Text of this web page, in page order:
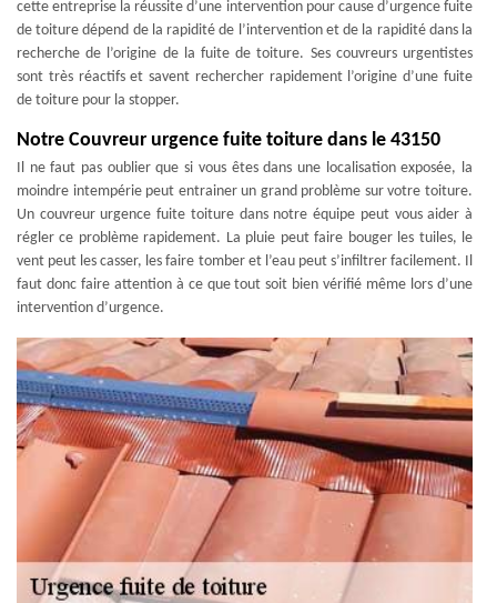
cette entreprise la réussite d’une intervention pour cause d’urgence fuite
de toiture dépend de la rapidité de l’intervention et de la rapidité dans la
recherche de l’origine de la fuite de toiture. Ses couvreurs urgentistes
sont très réactifs et savent rechercher rapidement l’origine d’une fuite
de toiture pour la stopper.
Notre Couvreur urgence fuite toiture dans le 43150
Il ne faut pas oublier que si vous êtes dans une localisation exposée, la
moindre intempérie peut entrainer un grand problème sur votre toiture.
Un couvreur urgence fuite toiture dans notre équipe peut vous aider à
régler ce problème rapidement. La pluie peut faire bouger les tuiles, le
vent peut les casser, les faire tomber et l’eau peut s’infiltrer facilement. Il
faut donc faire attention à ce que tout soit bien vérifié même lors d’une
intervention d’urgence.